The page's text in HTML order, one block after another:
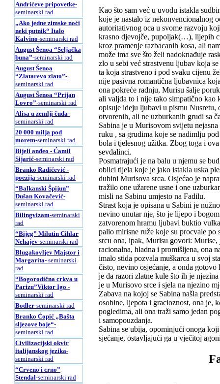
Andrićeve pripovetke-
seminarski rad
„Ako jedne zimske noći
neki putnik“ Italo
Kalvino-seminarski rad
August Šenoa “Seljačka
buna”-seminarski rad
August Šenoa
“Zlatarevo zlato”-
seminarski rad
August Šenoa “Prijan
Lovro”-seminarski rad
Alisa u zemlji čuda-
seminarski rad
20 000 milja pod
morem-seminarski rad
Bijeli anđeo - Ćamil
Sijarić-seminarski rad
Branko Radičević -
poezija-seminarski rad
“Balkanski Špijun”
Dušan Kovačević-
seminarski rad
Bilingvizam-seminarski
rad
“Bijeg” Milutin Cihlar
Nehajev-seminarski rad
Blugakovljev Majstor i
Margarita- seminarski
rad
“Bogorodična crkva u
Parizu”Viktor Igo -
seminarski rad
Bodler-seminarski rad
Branko Ćopić „Bašta
sljezove boje“-
seminarski rad
Civilizacijski okvir
italijanskog jezika-
seminarski rad
“Crveno i crno”
Stendal-seminarski rad
Kao što sam već u uvodu istakla
koje je nastalo iz nekonvencionalnog
autoritativnog oca u svome razvoju
krasno djevojče, pupoljak(…), lijepih
kroz pramenje razbacanih kosa, ali
može ima sve što želi nadoknađuje
zlo u sebi već strastvenu ljubav koja
ta koja strastveno i pod svaku cijenu
nije pasivna romantična ljubavnica
ona pokreće radnju, Murisu šalje
ali valjda to i nije tako simpatično kao
opisuje ideju ljubavi u pismu Nusretu,
otvorenih, ali ne uzburkanih grudi sa
Sabina je u Murisovom svijetu
ruku , sa grudima koje se nadimlju
bola i tjelesnog užitka. Zbog toga i
sevdalinci.
Posmatrajući je na balu u njemu se
oblici tijela koje je jako istakla uska
dubini Murisova srca. Osjećao je
tražilo one užarene usne i one
misli na Sabinu umjesto na Fadilu.
Strast koja je opisana u Sabini je
nevino unutar nje, što je lijepo i
zatvorenom hramu ljubavi buktio
palio mirisne ruže koje su procvale po
srcu ona, ipak, Murisu govori:
racionalna, hladna i promišljena, ona
imalo stida pozvala muškarca u svoj
čisto, nevino osjećanje, a onda
je da razori zlatne kule što ih je
je u Murisovo srce i sjela na njezino
Zabava na kojoj se Sabina našla
osobine, ljepota i gracioznost, ona je,
pogledima, ali ona traži samo jedan
i samopouzdanja.
Sabina se ubija, opominjući onoga
sjećanje, ostavljajući ga u vječitoj